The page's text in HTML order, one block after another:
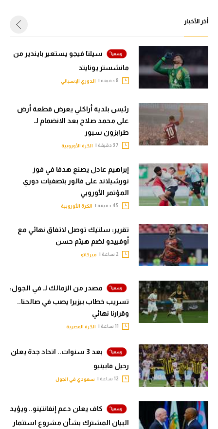
أخر الأخبار
سيلتا فيجو يستعير بايندير من
مانشستر يونايتد
الدوري الإسباني
رئيس بلدية أراكلي يعرض قطعة أرض
على محمد صلاح بعد الانضمام لـ
طرابزون سبور
الكرة الأوروبية
إبراهيم عادل يصنع هدفا في فوز
نورشيلاند على فالور بتصفيات دوري
المؤتمر الأوروبي
الكرة الأوروبية
تقرير: سلتيك توصل لاتفاق نهائي مع
أوفييدو لضم هيثم حسن
ميركاتو
مصدر من الزمالك لـ في الجول:
تسريب خطاب بيزيرا يصب في صالحنا..
وقرارنا نهائي
الكرة المصرية
بعد 3 سنوات.. اتحاد جدة يعلن
رحيل فابينيو
سعودي في الجول
كاف يعلن دعم إنفانتينو.. ويؤيد
البيان المشترك بشأن مشروع استثمار